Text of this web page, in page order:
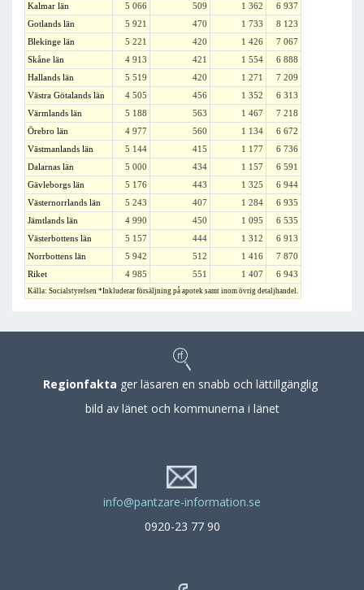
Kalmar län
5 066 509 1 362
6 937
Gotlands län
5 921 470 1 733
8 123
Blekinge län
5 221 420 1 426
7 067
Skåne län
4 913 421 1 554
6 888
Hallands län
5 519 420 1 271
7 209
Västra Götalands län
4 505 456 1 352
6 313
Värmlands län
5 188 563 1 467
7 218
Örebro län
4 977 560 1 134
6 672
Västmanlands län
5 144 415 1 177
6 736
Dalarnas län
5 000 434 1 157
6 591
Gävleborgs län
5 176 443 1 325
6 944
Västernorrlands län
5 243 407 1 284
6 935
Jämtlands län
4 990 450 1 095
6 535
Västerbottens län
5 157 444 1 312
6 913
Norrbottens län
5 942 512 1 416
7 870
Riket
4 985 551 1 407 6 943
Källa: Socialstyrelsen *Inkluderar försäljning på apotek samt inom övrig detaljhandel.
Regionfakta ger läsaren en snabb och lättillgänglig
bild av länet och kommunerna i länet
info@pantzare-information.se
0920-23 77 90